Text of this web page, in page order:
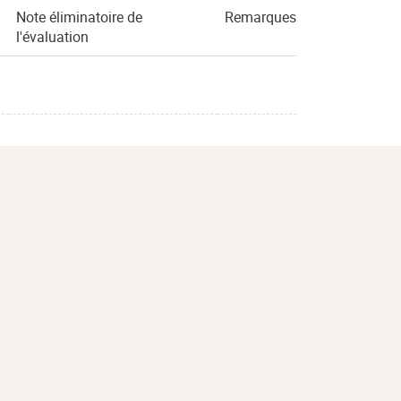
Note éliminatoire de
l'évaluation
Remarques